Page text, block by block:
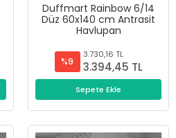
Duffmart Rainbow 6/14
Düz 60x140 cm Antrasit
Havlupan
%9
3.730,16 TL
3.394,45 TL
Sepete Ekle